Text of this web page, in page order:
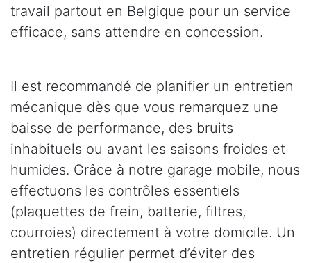
travail partout en Belgique pour un service
efficace, sans attendre en concession.
Il est recommandé de planifier un entretien
mécanique dès que vous remarquez une
baisse de performance, des bruits
inhabituels ou avant les saisons froides et
humides. Grâce à notre garage mobile, nous
effectuons les contrôles essentiels
(plaquettes de frein, batterie, filtres,
courroies) directement à votre domicile. Un
entretien régulier permet d’éviter des